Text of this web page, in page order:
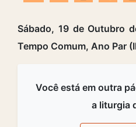
Sábado, 19 de Outubro
Tempo Comum, Ano Par
Você está em outra
a liturgia